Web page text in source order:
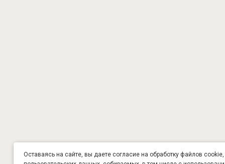
Оставаясь на сайте, вы даете согласие на обработку файлов cookie,